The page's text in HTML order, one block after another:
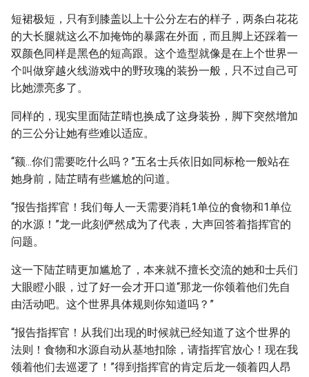
短裙极短，只有到膝盖以上十公分左右的样子，两条白花花
的大长腿就这么不加掩饰的暴露在外面，而且脚上还踩着一
双颜色同样是黑色的短高跟。这个造型就像是在上个世界一
个叫做穿越火线游戏中的野玫瑰的装扮一般，只不过自己可
比她漂亮多了。
同样的，现实里面陆芷晴也换成了这身装扮，脚下突然增加
的三公分让她有些难以适应。
“额...你们需要吃什么吗？”五名士兵依旧如同标枪一般站在
她身前，陆芷晴有些尴尬的问道。
“报告指挥官！我们每人一天需要消耗1单位的食物和1单位
的水源！”龙一此刻俨然成为了代表，大声回答着指挥官的
问题。
这一下陆芷晴更加尴尬了，本来就不擅长交流的她和士兵们
大眼瞪小眼，过了好一会才开口道“那龙一你领着他们先自
由活动吧。这个世界具体规则你知道吗？”
“报告指挥官！从我们出现的时候就已经知道了这个世界的
法则！食物和水源自动从基地扣除，请指挥官放心！现在我
领着他们去巡逻了！”得到指挥官的肯定后龙一领着四人昂